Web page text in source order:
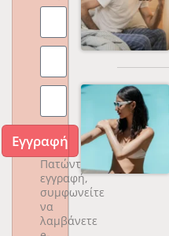
Εγγραφή
Πατώντας
εγγραφή,
συμφωνείτε
να
λαμβάνετε